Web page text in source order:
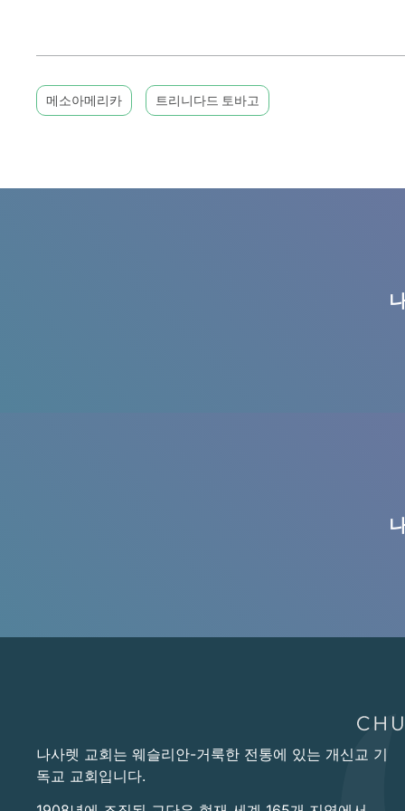
메소아메리카 트리니다드 토바고
나사렛 교회는 웨슬리안-거룩한 전통에 있는 개신교 기
독교 교회입니다.